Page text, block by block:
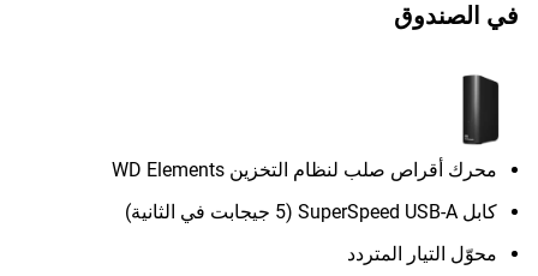
في الصندوق
محرك أقراص صلب لنظام التخزين WD Elements
كابل SuperSpeed USB-A (5 جيجابت في الثانية)
محوّل التيار المتردد